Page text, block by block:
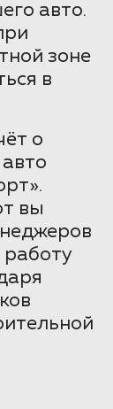
авто.
зоне
в
о
вы
работу